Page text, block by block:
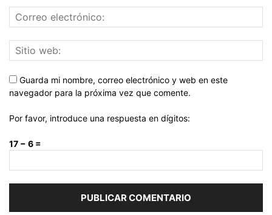
Guarda mi nombre, correo electrónico y web en este
navegador para la próxima vez que comente.
Por favor, introduce una respuesta en dígitos:
17 − 6 =